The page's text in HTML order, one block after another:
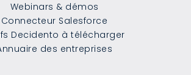
Webinars & démos
Connecteur Salesforce
Decidento à télécharger
des entreprises